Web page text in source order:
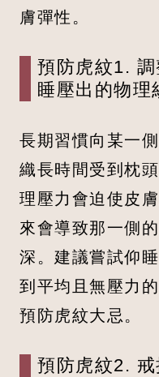
膚彈性。
預防虎紋1. 調
睡壓出的物理
長期習慣向某一
織長時間受到枕
理壓力會迫使皮
來會導致那一側
深。建議嘗試仰
到平均且無壓力
預防虎紋大忌。
預防虎紋2.